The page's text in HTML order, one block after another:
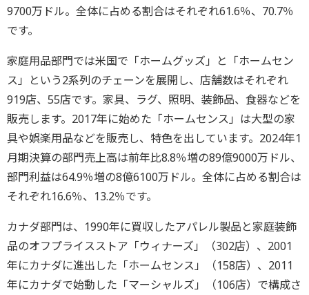
9700万ドル。全体に占める割合はそれぞれ61.6％、70.7％
です。
家庭用品部門では米国で「ホームグッズ」と「ホームセン
ス」という2系列のチェーンを展開し、店舗数はそれぞれ
919店、55店です。家具、ラグ、照明、装飾品、食器などを
販売します。2017年に始めた「ホームセンス」は大型の家
具や娯楽用品などを販売し、特色を出しています。2024年1
月期決算の部門売上高は前年比8.8％増の89億9000万ドル、
部門利益は64.9％増の8億6100万ドル。全体に占める割合は
それぞれ16.6％、13.2％です。
カナダ部門は、1990年に買収したアパレル製品と家庭装飾
品のオフプライスストア「ウィナーズ」（302店）、2001
年にカナダに進出した「ホームセンス」（158店）、2011
年にカナダで始動した「マーシャルズ」（106店）で構成さ